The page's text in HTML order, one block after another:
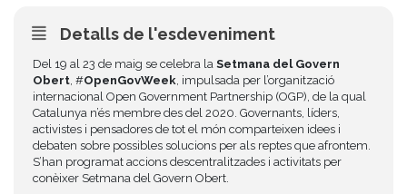
Detalls de l'esdeveniment
Del 19 al 23 de maig se celebra la Setmana del Govern
Obert, #OpenGovWeek, impulsada per l’organització
internacional Open Government Partnership (OGP), de la qual
Catalunya n’és membre des del 2020. Governants, líders,
activistes i pensadores de tot el món comparteixen idees i
debaten sobre possibles solucions per als reptes que afrontem.
S’han programat accions descentralitzades i activitats per
conèixer Setmana del Govern Obert.